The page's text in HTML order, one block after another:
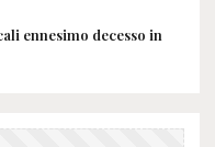
ennesimo decesso in